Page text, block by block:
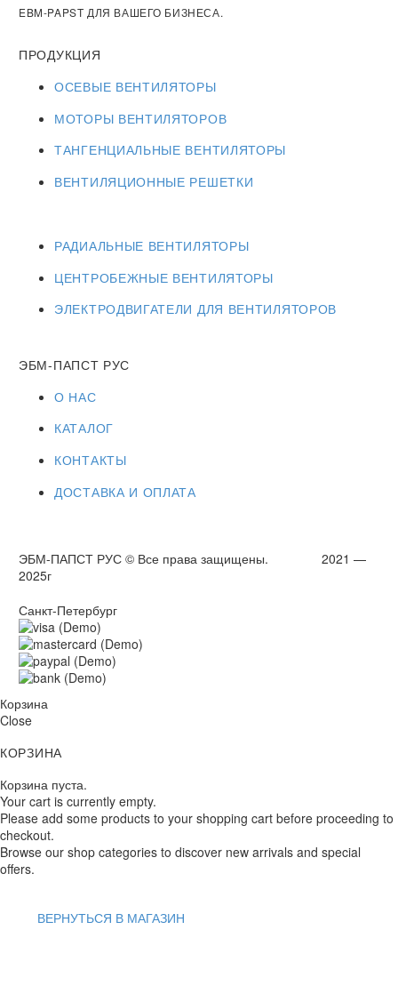
EBM-PAPST ДЛЯ ВАШЕГО БИЗНЕСА.
ПРОДУКЦИЯ
ОСЕВЫЕ ВЕНТИЛЯТОРЫ
МОТОРЫ ВЕНТИЛЯТОРОВ
ТАНГЕНЦИАЛЬНЫЕ ВЕНТИЛЯТОРЫ
ВЕНТИЛЯЦИОННЫЕ РЕШЕТКИ
РАДИАЛЬНЫЕ ВЕНТИЛЯТОРЫ
ЦЕНТРОБЕЖНЫЕ ВЕНТИЛЯТОРЫ
ЭЛЕКТРОДВИГАТЕЛИ ДЛЯ ВЕНТИЛЯТОРОВ
ЭБМ-ПАПСТ РУС
О НАС
КАТАЛОГ
КОНТАКТЫ
ДОСТАВКА И ОПЛАТА
ЭБМ-ПАПСТ РУС © Все права защищены. 2021 —
2025г
Санкт-Петербург
Корзина
Close
КОРЗИНА
Корзина пуста.
Your cart is currently empty.
Please add some products to your shopping cart before proceeding to
checkout.
Browse our shop categories to discover new arrivals and special
offers.
ВЕРНУТЬСЯ В МАГАЗИН